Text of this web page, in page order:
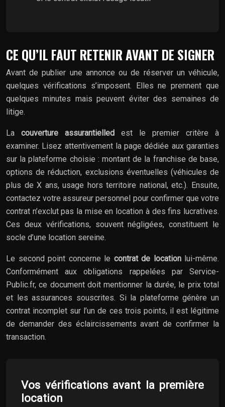
CE QU’IL FAUT RETENIR AVANT DE SIGNER
Avant de publier une annonce ou de réserver un véhicule,
quelques vérifications s’imposent. Elles ne prennent que
quelques minutes mais peuvent éviter des semaines de
litige.
La couverture assurantielled est le premier critère à
examiner. Lisez attentivement la page dédiée aux garanties
sur la plateforme choisie : montant de la franchise de base,
options de réduction, exclusions éventuelles (véhicules de
plus de X ans, usage hors territoire national, etc.). Ensuite,
contactez votre assureur personnel pour confirmer que votre
contrat n’exclut pas la mise en location à des fins lucratives.
Ces deux vérifications, souvent négligées, constituent le
socle d’une location sereine.
Le second point concerne le contrat de locationlui-même.
Conformément aux obligations rappelées par Service-
Public.fr, ce document doit mentionner la durée, le prix total
et les assurances souscrites. Si la plateforme génère un
contrat incomplet sur l’un de ces trois points, il est légitime
de demander des éclaircissements avant de confirmer la
transaction.
Vos vérifications avant la première
location